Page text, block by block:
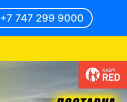
+7 747 299 9000